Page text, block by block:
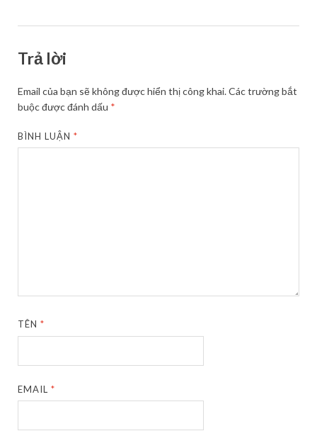
Trả lời
Email của bạn sẽ không được hiển thị công khai.Các trường bắt
buộc được đánh dấu *
BÌNH LUẬN*
TÊN*
EMAIL*